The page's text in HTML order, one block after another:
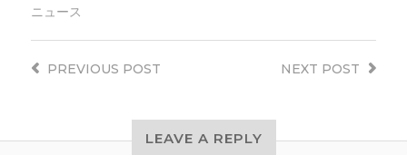
ニュース
NEXT POST
PREVIOUS POST
LEAVE A REPLY